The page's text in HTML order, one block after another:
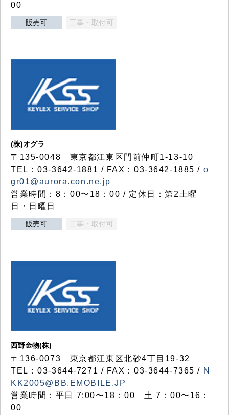
00
販売可 工事・取付可
(株)オグラ
〒135-0048 東京都江東区門前仲町1-13-10
TEL：03-3642-1881 / FAX：03-3642-1885 / o
gr01@aurora.con.ne.jp
営業時間：8：00〜18：00 / 定休日：第2土曜
日・日曜日
販売可 工事・取付可
西野金物(株)
〒136-0073 東京都江東区北砂4丁目19-32
TEL：03‐3644‐7271 / FAX：03-3644-7365 / N
KK2005@BB.EMOBILE.JP
営業時間：平日 7:00〜18：00 土 7：00〜16：
00